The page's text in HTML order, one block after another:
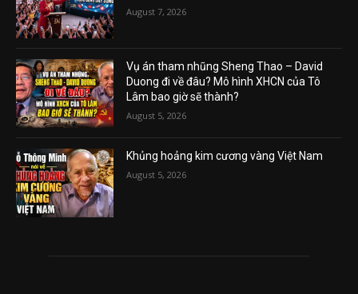
August 7, 2026
Vụ án tham nhũng Sheng Thao – David
Duong đi về đâu? Mô hình XHCN của Tô
Lâm bao giờ sẽ thành?
August 5, 2026
Khủng hoảng kim cương vàng Việt Nam
August 5, 2026